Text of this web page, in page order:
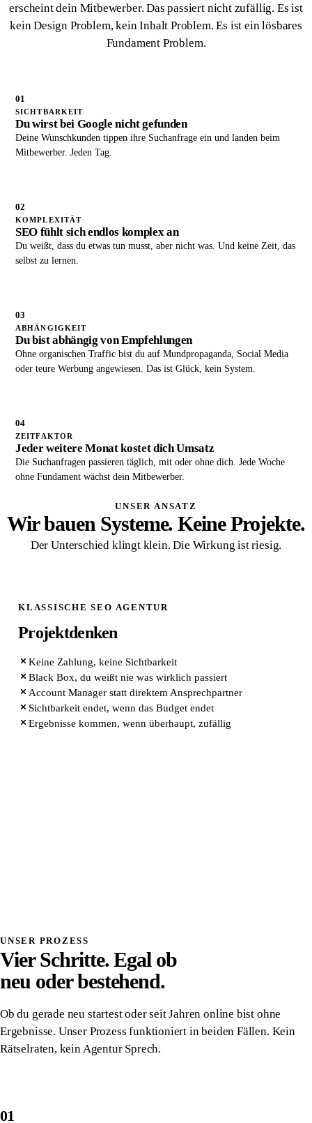
erscheint dein Mitbewerber. Das passiert nicht zufällig. Es ist
kein Design Problem, kein Inhalt Problem. Es ist ein lösbares
Fundament Problem.
01
SICHTBARKEIT
Du wirst bei Google nicht gefunden
Deine Wunschkunden tippen ihre Suchanfrage ein und landen beim
Mitbewerber. Jeden Tag.
02
KOMPLEXITÄT
SEO fühlt sich endlos komplex an
Du weißt, dass du etwas tun musst, aber nicht was. Und keine Zeit, das
selbst zu lernen.
03
ABHÄNGIGKEIT
Du bist abhängig von Empfehlungen
Ohne organischen Traffic bist du auf Mundpropaganda, Social Media
oder teure Werbung angewiesen. Das ist Glück, kein System.
04
ZEITFAKTOR
Jeder weitere Monat kostet dich Umsatz
Die Suchanfragen passieren täglich, mit oder ohne dich. Jede Woche
ohne Fundament wächst dein Mitbewerber.
UNSER ANSATZ
Wir bauen Systeme. Keine Projekte.
Der Unterschied klingt klein. Die Wirkung ist riesig.
KLASSISCHE SEO AGENTUR
Projektdenken
Keine Zahlung, keine Sichtbarkeit
Black Box, du weißt nie was wirklich passiert
Account Manager statt direktem Ansprechpartner
Sichtbarkeit endet, wenn das Budget endet
Ergebnisse kommen, wenn überhaupt, zufällig
UNSER PROZESS
Vier Schritte. Egal ob
neu oder bestehend.
Ob du gerade neu startest oder seit Jahren online bist ohne
Ergebnisse. Unser Prozess funktioniert in beiden Fällen. Kein
Rätselraten, kein Agentur Sprech.
01